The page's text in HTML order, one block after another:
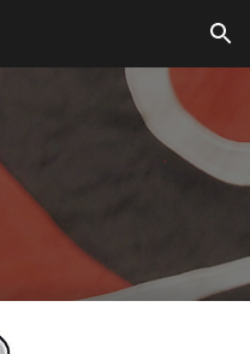
Skip to navigation